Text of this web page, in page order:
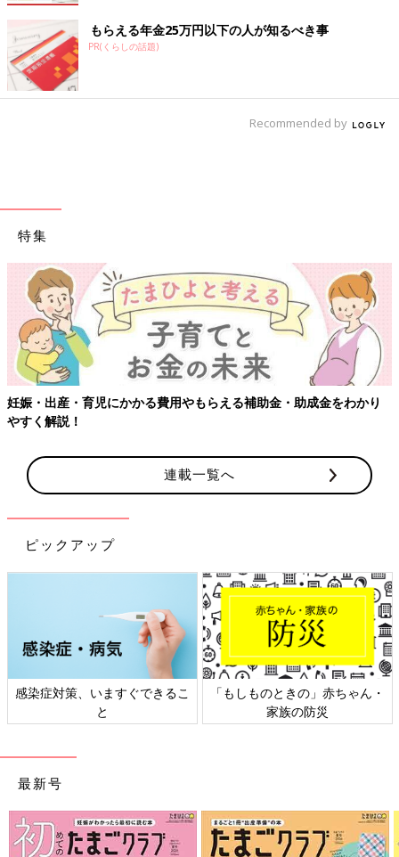
もらえる年金25万円以下の人が知るべき事
PR(くらしの話題)
Recommended by
特集
妊娠・出産・育児にかかる費用やもらえる補助金・助成金をわかり
やすく解説！
連載一覧へ
ピックアップ
感染症対策、いますぐできるこ
と
「もしものときの」赤ちゃん・
家族の防災
最新号